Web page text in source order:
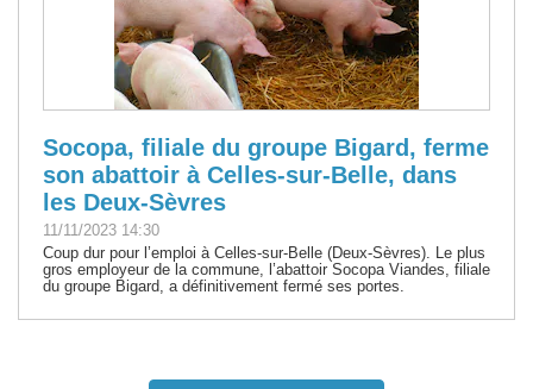
Socopa, filiale du groupe Bigard, ferme
son abattoir à Celles-sur-Belle, dans
les Deux-Sèvres
11/11/2023 14:30
Coup dur pour l’emploi à Celles-sur-Belle (Deux-Sèvres). Le plus
gros employeur de la commune, l’abattoir Socopa Viandes, filiale
du groupe Bigard, a définitivement fermé ses portes.